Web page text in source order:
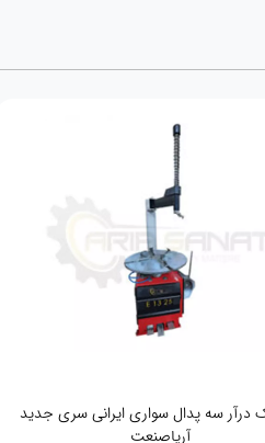
درآر سه پدال سواری ایرانی سری جدید
آریاصنعت